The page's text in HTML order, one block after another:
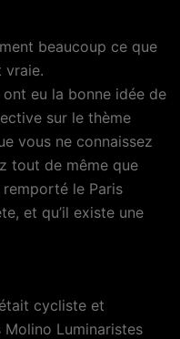
beaucoup ce que
vraie.
ont eu la bonne idée de
sur le thème
vous ne connaissez
tout de même que
remporté le Paris
et qu’il existe une
cycliste et
Molino Luminaristes